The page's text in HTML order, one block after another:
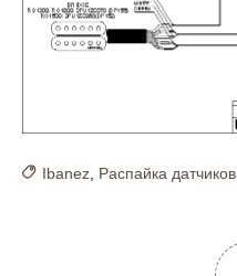
Ibanez Распайка датчиков